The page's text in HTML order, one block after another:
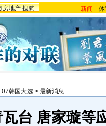
房地产 搜狗 新闻 -
07韩国大选 > 最新消息
台 唐家璇等